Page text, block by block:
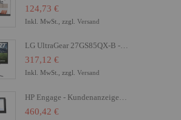
124,73 €
Inkl. MwSt., zzgl. Versand
LG UltraGear 27GS85QX-B - LED-Monitor - Gaming - 68.4 cm (27")
317,12 €
Inkl. MwSt., zzgl. Versand
460,42 €